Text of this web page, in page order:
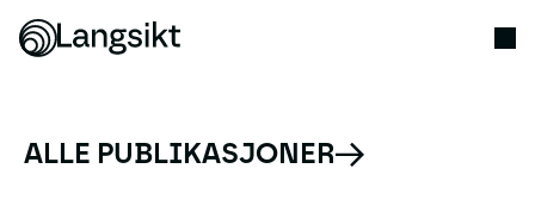
ALLE PUBLIKASJONER